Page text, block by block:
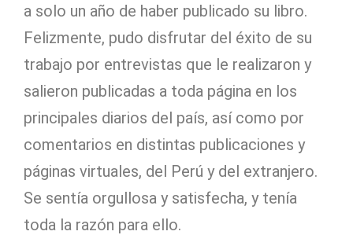
a solo un año de haber publicado su libro.
Felizmente, pudo disfrutar del éxito de su
trabajo por entrevistas que le realizaron y
salieron publicadas a toda página en los
principales diarios del país, así como por
comentarios en distintas publicaciones y
páginas virtuales, del Perú y del extranjero.
Se sentía orgullosa y satisfecha, y tenía
toda la razón para ello.